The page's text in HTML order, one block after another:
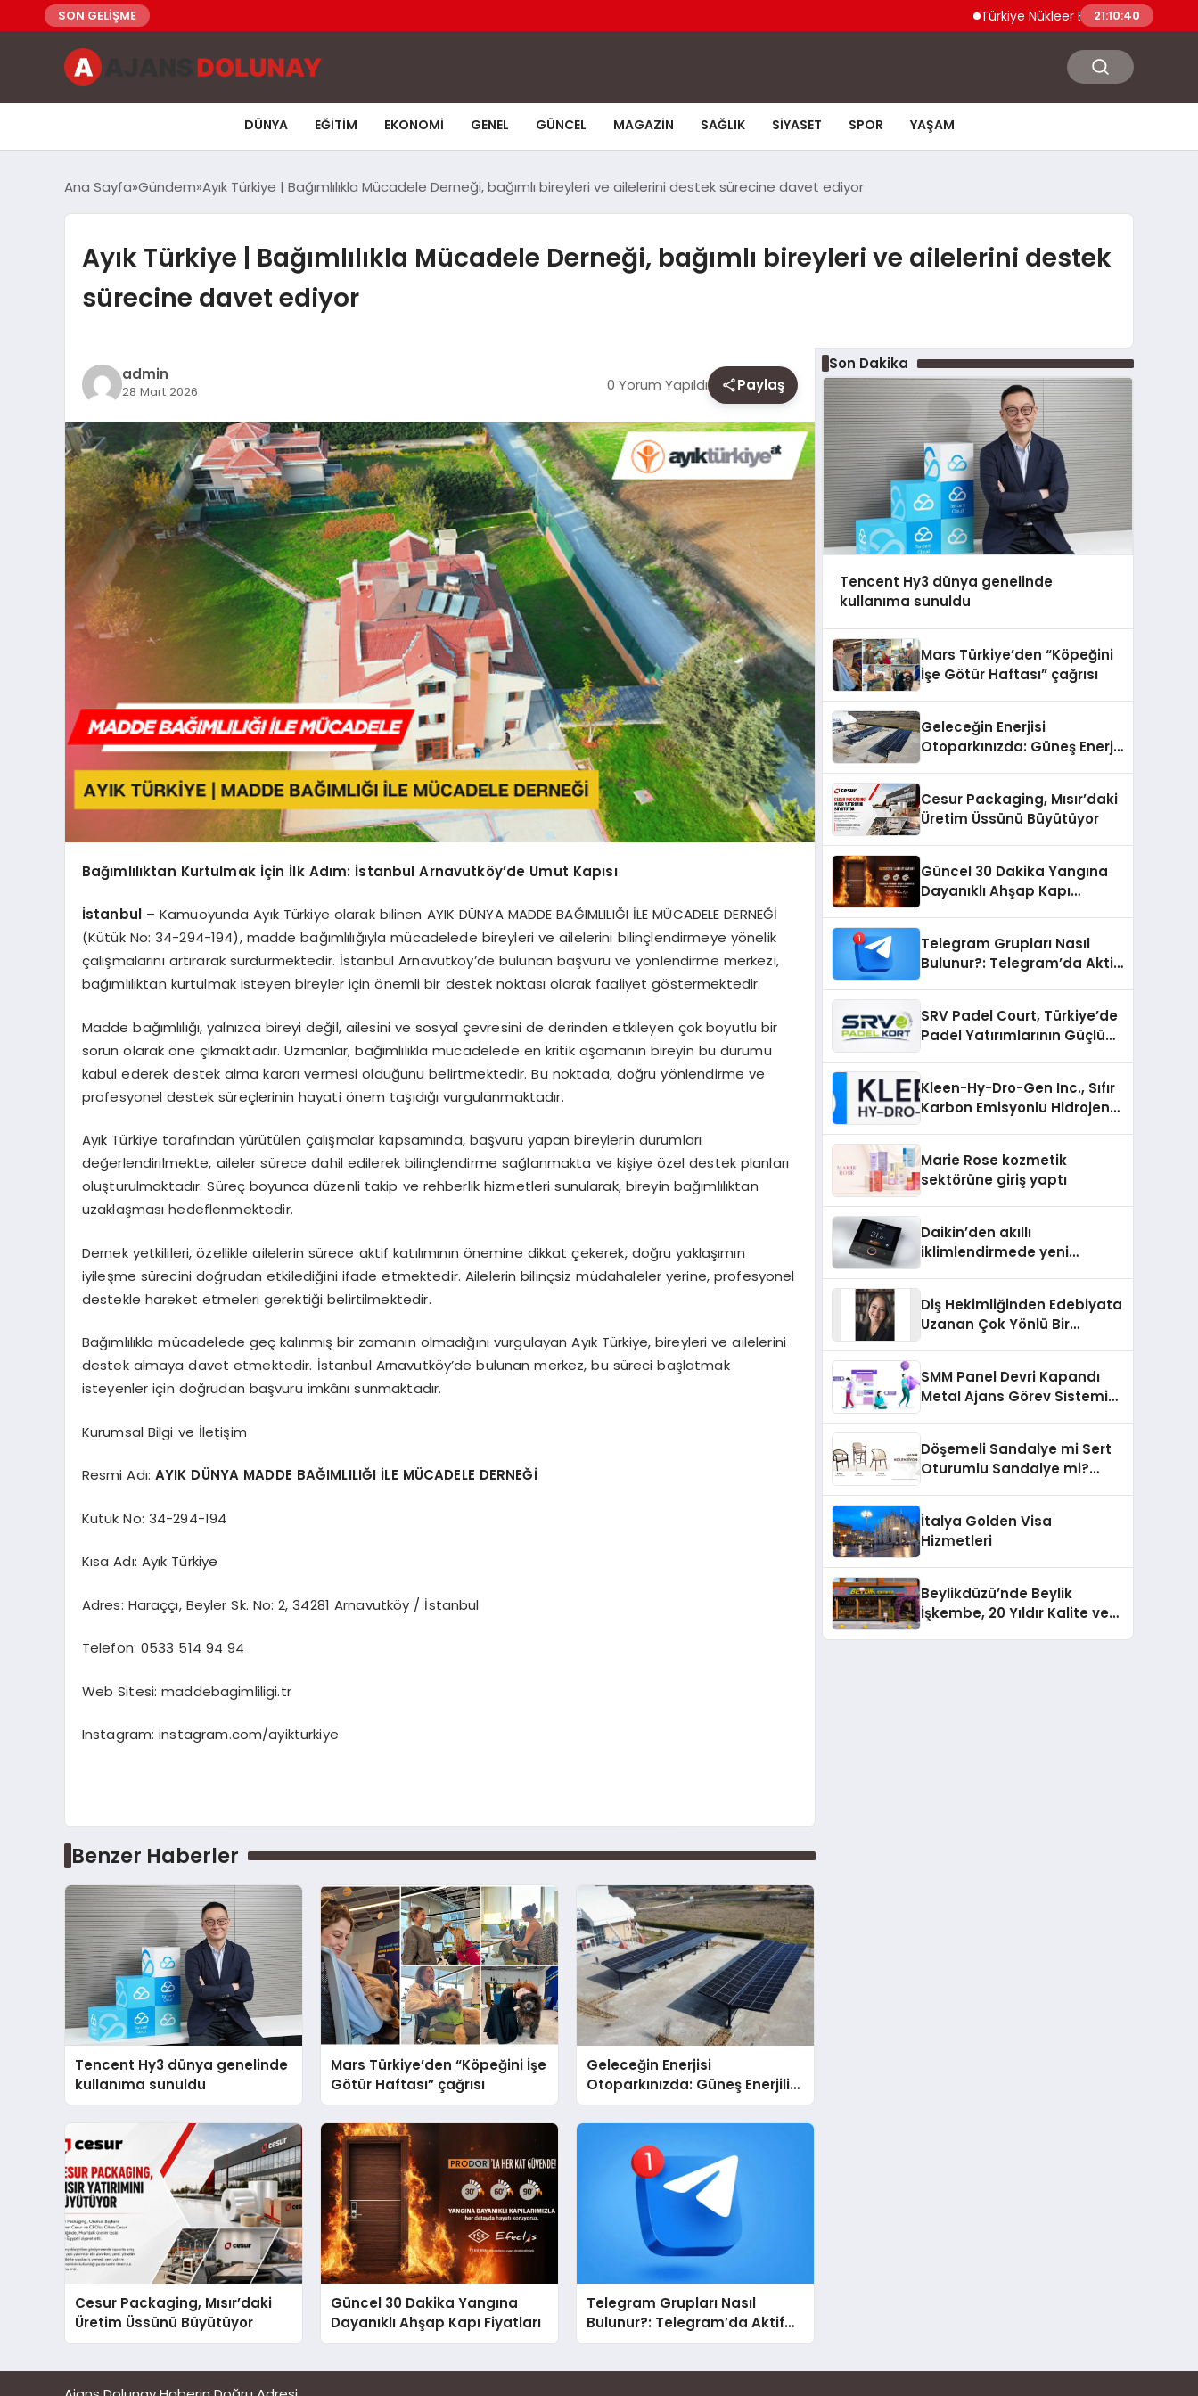
SON GELİŞME Türkiye Nükleer Bilim Olimpiyatı’na İlk Kez
21:10:41
DÜNYA EĞITIM EKONOMI GENEL GÜNCEL MAGAZIN SAĞLIK SIYASET SPOR YAŞAM
Ana Sayfa Gündem Ayık Türkiye | Bağımlılıkla Mücadele Derneği, bağımlı bireyleri ve ailelerini destek sürecine davet ediyor
Ayık Türkiye | Bağımlılıkla Mücadele Derneği, bağımlı bireyleri ve ailelerini destek
sürecine davet ediyor
admin
28 Mart 2026 0 Yorum Yapıldı Paylaş
Bağımlılıktan Kurtulmak İçin İlk Adım: İstanbul Arnavutköy’de Umut Kapısı
İstanbul– Kamuoyunda Ayık Türkiye olarak bilinen AYIK DÜNYA MADDE BAĞIMLILIĞI İLE MÜCADELE DERNEĞİ
(Kütük No: 34-294-194), madde bağımlılığıyla mücadelede bireyleri ve ailelerini bilinçlendirmeye yönelik
çalışmalarını artırarak sürdürmektedir. İstanbul Arnavutköy’de bulunan başvuru ve yönlendirme merkezi,
bağımlılıktan kurtulmak isteyen bireyler için önemli bir destek noktası olarak faaliyet göstermektedir.
Madde bağımlılığı, yalnızca bireyi değil, ailesini ve sosyal çevresini de derinden etkileyen çok boyutlu bir
sorun olarak öne çıkmaktadır. Uzmanlar, bağımlılıkla mücadelede en kritik aşamanın bireyin bu durumu
kabul ederek destek alma kararı vermesi olduğunu belirtmektedir. Bu noktada, doğru yönlendirme ve
profesyonel destek süreçlerinin hayati önem taşıdığı vurgulanmaktadır.
Ayık Türkiye tarafından yürütülen çalışmalar kapsamında, başvuru yapan bireylerin durumları
değerlendirilmekte, aileler sürece dahil edilerek bilinçlendirme sağlanmakta ve kişiye özel destek planları
oluşturulmaktadır. Süreç boyunca düzenli takip ve rehberlik hizmetleri sunularak, bireyin bağımlılıktan
uzaklaşması hedeflenmektedir.
Dernek yetkilileri, özellikle ailelerin sürece aktif katılımının önemine dikkat çekerek, doğru yaklaşımın
iyileşme sürecini doğrudan etkilediğini ifade etmektedir. Ailelerin bilinçsiz müdahaleler yerine, profesyonel
destekle hareket etmeleri gerektiği belirtilmektedir.
Bağımlılıkla mücadelede geç kalınmış bir zamanın olmadığını vurgulayan Ayık Türkiye, bireyleri ve ailelerini
destek almaya davet etmektedir. İstanbul Arnavutköy’de bulunan merkez, bu süreci başlatmak
isteyenler için doğrudan başvuru imkânı sunmaktadır.
Kurumsal Bilgi ve İletişim
Resmi Adı: AYIK DÜNYA MADDE BAĞIMLILIĞI İLE MÜCADELE DERNEĞİ
Kütük No: 34-294-194
Kısa Adı: Ayık Türkiye
Adres: Haraççı, Beyler Sk. No: 2, 34281 Arnavutköy / İstanbul
Telefon: 0533 514 94 94
Web Sitesi: maddebagimliligi.tr
Instagram: instagram.com/ayikturkiye
Benzer Haberler
Tencent Hy3 dünya genelinde
kullanıma sunuldu
Mars Türkiye’den “Köpeğini İşe
Götür Haftası” çağrısı
Geleceğin Enerjisi
Otoparkınızda: Güneş Enerjili
Carport (Solar Otopark)
Nedir?
Cesur Packaging, Mısır’daki
Üretim Üssünü Büyütüyor
Güncel 30 Dakika Yangına
Dayanıklı Ahşap Kapı Fiyatları
Telegram Grupları Nasıl
Bulunur?: Telegram’da Aktif
Topluluk Bulmanın Yolları
Son Dakika
Tencent Hy3 dünya genelinde
kullanıma sunuldu
Mars Türkiye’den “Köpeğini
İşe Götür Haftası” çağrısı
Geleceğin Enerjisi
Otoparkınızda: Güneş Enerjili
Cesur Packaging, Mısır’daki
Üretim Üssünü Büyütüyor
Güncel 30 Dakika Yangına
Dayanıklı Ahşap Kapı
Telegram Grupları Nasıl
Bulunur?: Telegram’da Aktif
SRV Padel Court, Türkiye’de
Padel Yatırımlarının Güçlü
Kleen-Hy-Dro-Gen Inc., Sıfır
Karbon Emisyonlu Hidrojen
Aldı
Marie Rose kozmetik
sektörüne giriş yaptı
Daikin’den akıllı
iklimlendirmede yeni
Diş Hekimliğinden Edebiyata
Uzanan Çok Yönlü Bir
SMM Panel Devri Kapandı
Metal Ajans Görev Sistemi
Döşemeli Sandalye mi Sert
Oturumlu Sandalye mi?
İtalya Golden Visa
Hizmetleri
Beylikdüzü’nde Beylik
İşkembe, 20 Yıldır Kalite ve